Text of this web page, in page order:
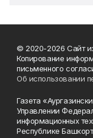
© 2020-2026 Сайт
Копирование
письменного
Об использовании
Газета
Управлении
информационных
Республике